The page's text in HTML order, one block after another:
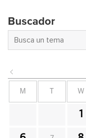
Buscador
M W
1